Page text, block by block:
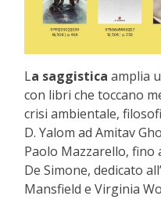
La saggistica amplia
con libri che toccano
crisi ambientale,
D. Yalom ad Amitav
Paolo Mazzarello, fino
De Simone, dedicato
Mansfield e Virginia